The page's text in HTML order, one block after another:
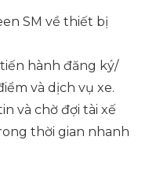
SM về thiết bị
hành đăng ký/
và dịch vụ xe.
và chờ đợi tài xế
thời gian nhanh